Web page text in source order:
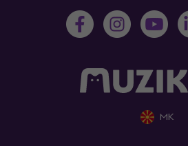
MK